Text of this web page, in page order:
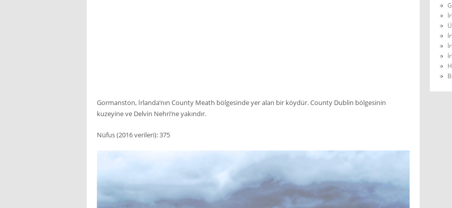
Gormanston, İrlanda’nın County Meath bölgesinde yer alan bir köydür. County Dublin bölgesinin
kuzeyine ve Delvin Nehri’ne yakındır.
Nüfus (2016 verileri): 375